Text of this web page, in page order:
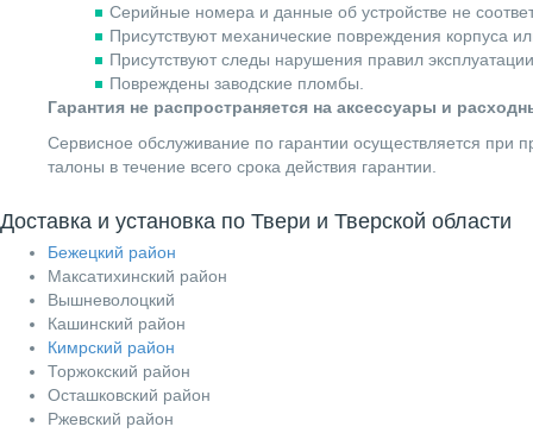
Серийные номера и данные об устройстве не
Присутствуют механические повреждения корпуса
Присутствуют следы нарушения правил
Повреждены заводские пломбы.
Гарантия не распространяется на аксессуары и
Сервисное обслуживание по гарантии осуществляется при
талоны в течение всего срока действия гарантии.
Доставка и установка по Твери и Тверской области
Бежецкий район
Максатихинский район
Вышневолоцкий
Кашинский район
Кимрский район
Торжокский район
Осташковский район
Ржевский район